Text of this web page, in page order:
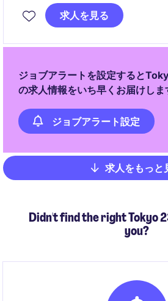
採用、組織設計、タレントマネジ
など幅広い人事領域をリードしな
求人を見る
ジョブアラートを設定すると
の求人情報をいち早くお届けしま
ジョブアラート設定
Pagination
求人をもっと
Didn't find the right Tokyo
you?